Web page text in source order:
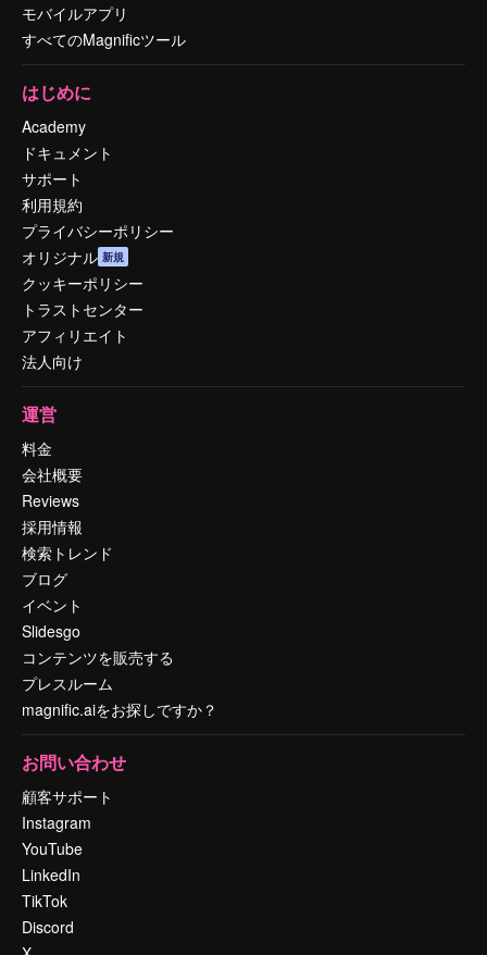
モバイルアプリ
すべてのMagnificツール
はじめに
Academy
ドキュメント
サポート
利用規約
プライバシーポリシー
オリジナル 新規
クッキーポリシー
トラストセンター
アフィリエイト
法人向け
運営
料金
会社概要
Reviews
採用情報
検索トレンド
ブログ
イベント
Slidesgo
コンテンツを販売する
プレスルーム
magnific.aiをお探しですか？
お問い合わせ
顧客サポート
Instagram
YouTube
LinkedIn
TikTok
Discord